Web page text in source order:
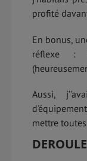
profité
En bonus,
réflexe :
Aussi,
mettre